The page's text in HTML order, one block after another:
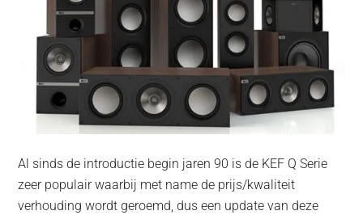
Al sinds de introductie begin jaren 90 is de KEF Q Serie
zeer populair waarbij met name de prijs/kwaliteit
verhouding wordt geroemd, dus een update van deze